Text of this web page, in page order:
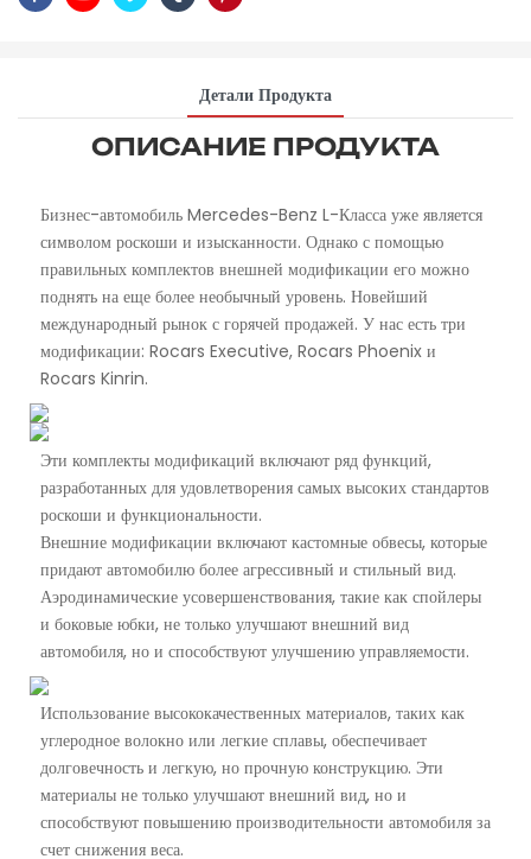
Детали Продукта
ОПИСАНИЕ ПРОДУКТА
Бизнес-автомобиль Mercedes-Benz L-Класса уже является
символом роскоши и изысканности. Однако с помощью
правильных комплектов внешней модификации его можно
поднять на еще более необычный уровень. Новейший
международный рынок с горячей продажей. У нас есть три
модификации: Rocars Executive, Rocars Phoenix и
Rocars Kinrin.
Эти комплекты модификаций включают ряд функций,
разработанных для удовлетворения самых высоких стандартов
роскоши и функциональности.
Внешние модификации включают кастомные обвесы, которые
придают автомобилю более агрессивный и стильный вид.
Аэродинамические усовершенствования, такие как спойлеры
и боковые юбки, не только улучшают внешний вид
автомобиля, но и способствуют улучшению управляемости.
Использование высококачественных материалов, таких как
углеродное волокно или легкие сплавы, обеспечивает
долговечность и легкую, но прочную конструкцию. Эти
материалы не только улучшают внешний вид, но и
способствуют повышению производительности автомобиля за
счет снижения веса.